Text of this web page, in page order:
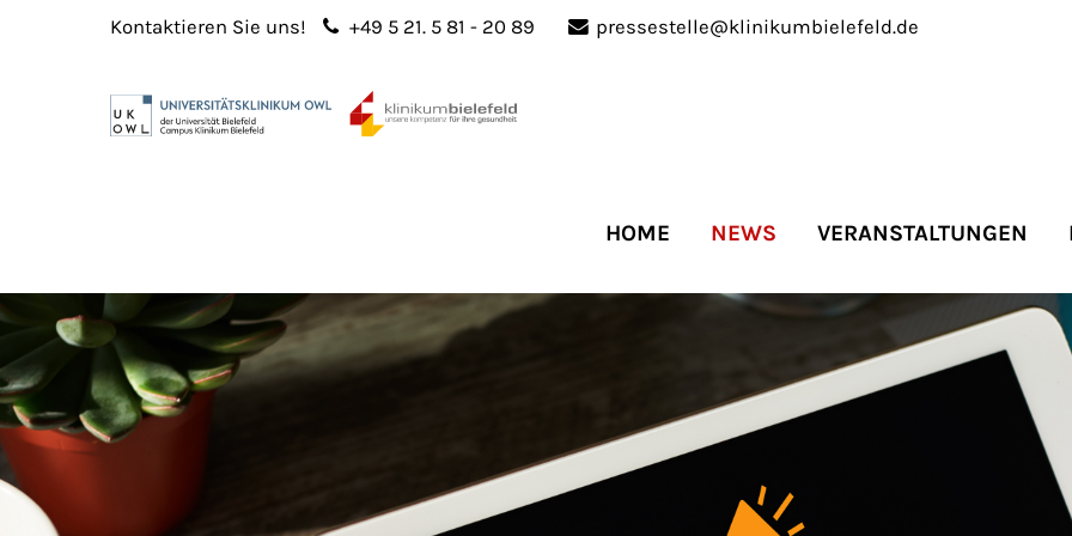
Login
Benutzername
Anmelden
Register
24h/
We offer support for our
customers
Have any questions?
+44 1234 567 890
Drop us a line
info@yourdomain.com
Kontaktieren Sie uns! +49 5 21. 5 81 - 20 89 pressestelle@klinikumbielefeld.de
HOME NEWS VERANSTALTUNGEN